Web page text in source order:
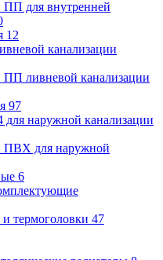
ПП для внутренней
12
канализации
ПП ливневой канализации
97
наружной канализации
ПВХ для наружной
6
и термоголовки 47